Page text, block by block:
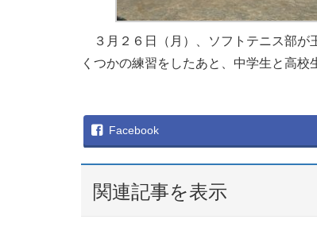
３月２６日（月）、ソフトテニス部が
くつかの練習をしたあと、中学生と高校
Facebook
関連記事を表示